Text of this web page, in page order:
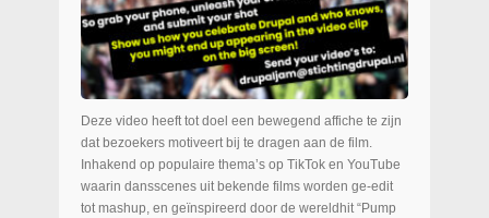
Deze video heeft tot doel een bewegend affiche te zijn
dat bezoekers motiveert bij te dragen aan de film.
Inhakend op populaire thema’s op TikTok en YouTube
waarin dansscenes uit bekende films worden ge-edit
tot mashup, en geïnspireerd door de wereldhit “Pump